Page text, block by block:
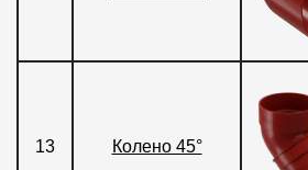
13 Колено 45°